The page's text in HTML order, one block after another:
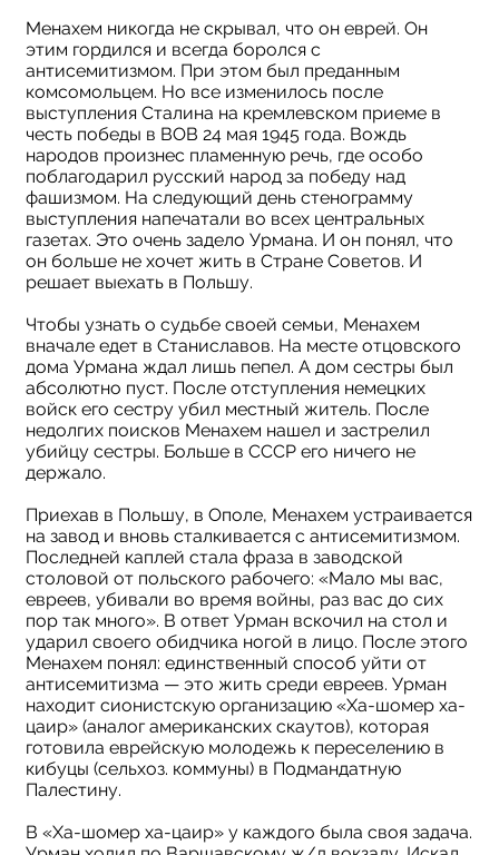
Менахем никогда не скрывал, что он еврей. Он
этим гордился и всегда боролся с
антисемитизмом. При этом был преданным
комсомольцем. Но все изменилось после
выступления Сталина на кремлевском приеме в
честь победы в ВОВ 24 мая 1945 года. Вождь
народов произнес пламенную речь, где особо
поблагодарил русский народ за победу над
фашизмом. На следующий день стенограмму
выступления напечатали во всех центральных
газетах. Это очень задело Урмана. И он понял, что
он больше не хочет жить в Стране Советов. И
решает выехать в Польшу.
Чтобы узнать о судьбе своей семьи, Менахем
вначале едет в Станиславов. На месте отцовского
дома Урмана ждал лишь пепел. А дом сестры был
абсолютно пуст. После отступления немецких
войск его сестру убил местный житель. После
недолгих поисков Менахем нашел и застрелил
убийцу сестры. Больше в СССР его ничего не
держало.
Приехав в Польшу, в Ополе, Менахем устраивается
на завод и вновь сталкивается с антисемитизмом.
Последней каплей стала фраза в заводской
столовой от польского рабочего: «Мало мы вас,
евреев, убивали во время войны, раз вас до сих
пор так много». В ответ Урман вскочил на стол и
ударил своего обидчика ногой в лицо. После этого
Менахем понял: единственный способ уйти от
антисемитизма — это жить среди евреев. Урман
находит сионистскую организацию «Ха-шомер ха-
цаир» (аналог американских скаутов), которая
готовила еврейскую молодежь к переселению в
кибуцы (сельхоз. коммуны) в Подмандатную
Палестину.
В «Ха-шомер ха-цаир» у каждого была своя задача.